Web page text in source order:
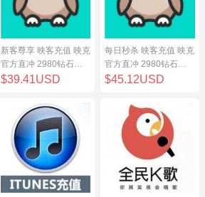
新客尊享 映客充值 映克
官方直冲 2980钻石
298元 inke钻石
$39.41USD
每日秒杀 映客充值 映克
官方直冲 2980钻石
298元 inke钻石
$45.12USD